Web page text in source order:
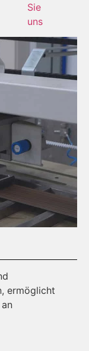
Sie
uns
ermöglicht